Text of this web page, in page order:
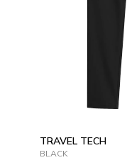
TRAVEL TECH
BLACK